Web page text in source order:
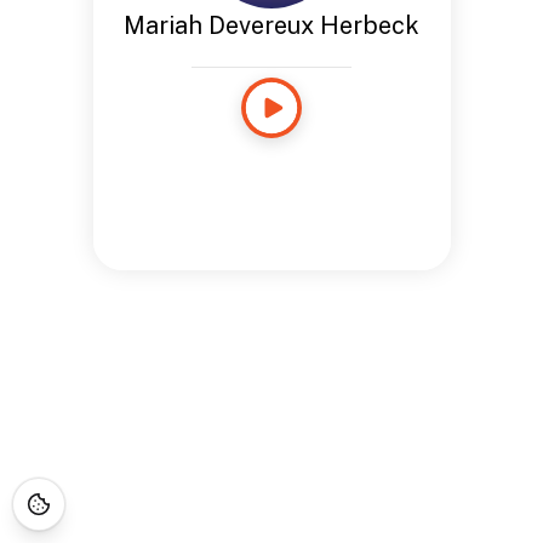
Mariah Devereux Herbeck